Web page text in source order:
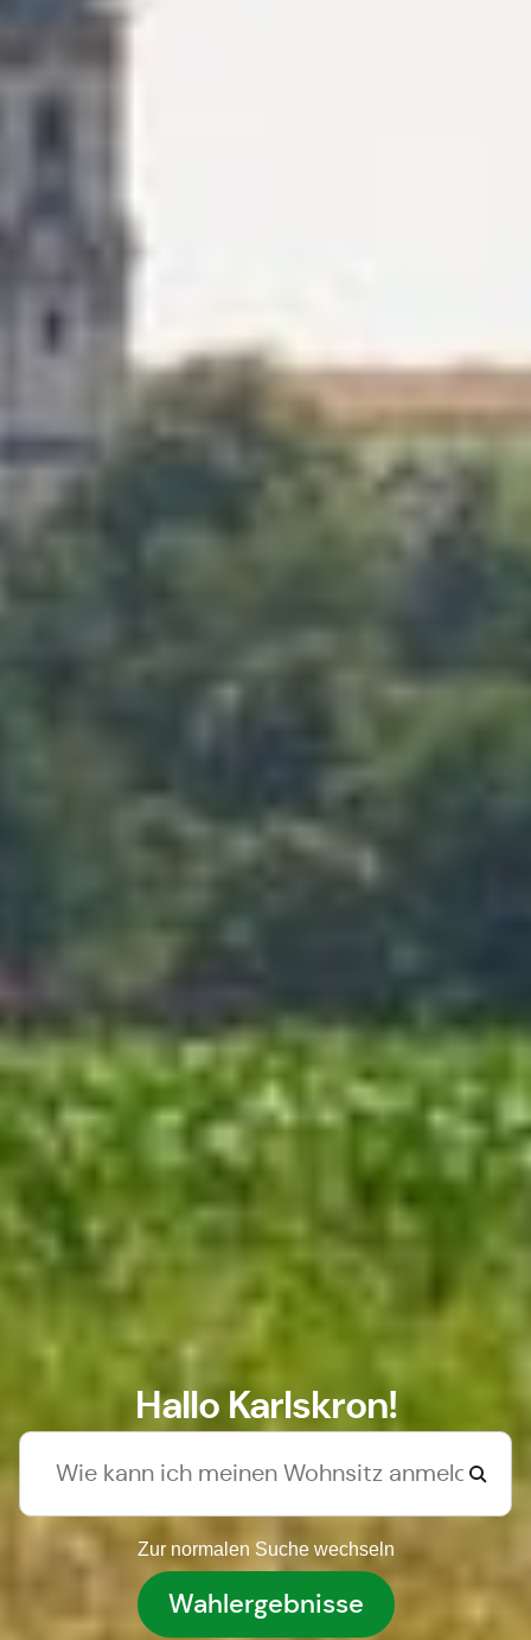
Hallo Karlskron!
Zur normalen Suche wechseln
Wahlergebnisse